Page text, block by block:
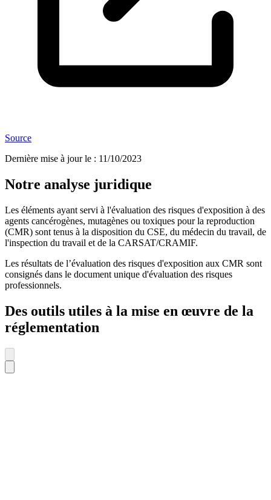
Source
Dernière mise à jour le : 11/10/2023
Notre analyse juridique
Les éléments ayant servi à l'évaluation des risques d'exposition à des
agents cancérogènes, mutagènes ou toxiques pour la reproduction
(CMR) sont tenus à la disposition du CSE, du médecin du travail, de
l'inspection du travail et de la CARSAT/CRAMIF.
Les résultats de l’évaluation des risques d'exposition aux CMR sont
consignés dans le document unique d'évaluation des risques
professionnels.
Des outils utiles à la mise en œuvre de la
réglementation